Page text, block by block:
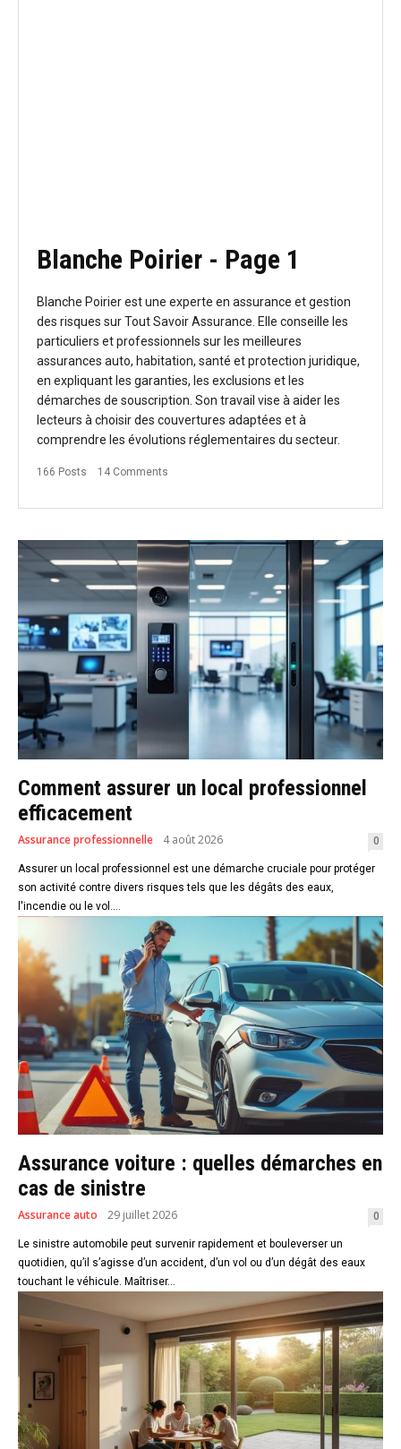
Blanche Poirier - Page 1
Blanche Poirier est une experte en assurance et gestion
des risques sur Tout Savoir Assurance. Elle conseille les
particuliers et professionnels sur les meilleures
assurances auto, habitation, santé et protection juridique,
en expliquant les garanties, les exclusions et les
démarches de souscription. Son travail vise à aider les
lecteurs à choisir des couvertures adaptées et à
comprendre les évolutions réglementaires du secteur.
166 Posts 14 Comments
Comment assurer un local professionnel
efficacement
Assurance professionnelle 4 août 2026 0
Assurer un local professionnel est une démarche cruciale pour protéger
son activité contre divers risques tels que les dégâts des eaux,
l'incendie ou le vol....
Assurance voiture : quelles démarches en
cas de sinistre
Assurance auto 29 juillet 2026 0
Le sinistre automobile peut survenir rapidement et bouleverser un
quotidien, qu’il s’agisse d’un accident, d’un vol ou d’un dégât des eaux
touchant le véhicule. Maîtriser...